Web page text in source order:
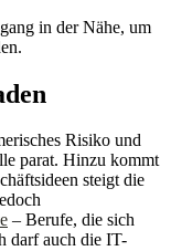
in der Nähe, um
Risiko und
parat. Hinzu kommt
steigt die
– Berufe, die sich
darf auch die IT-